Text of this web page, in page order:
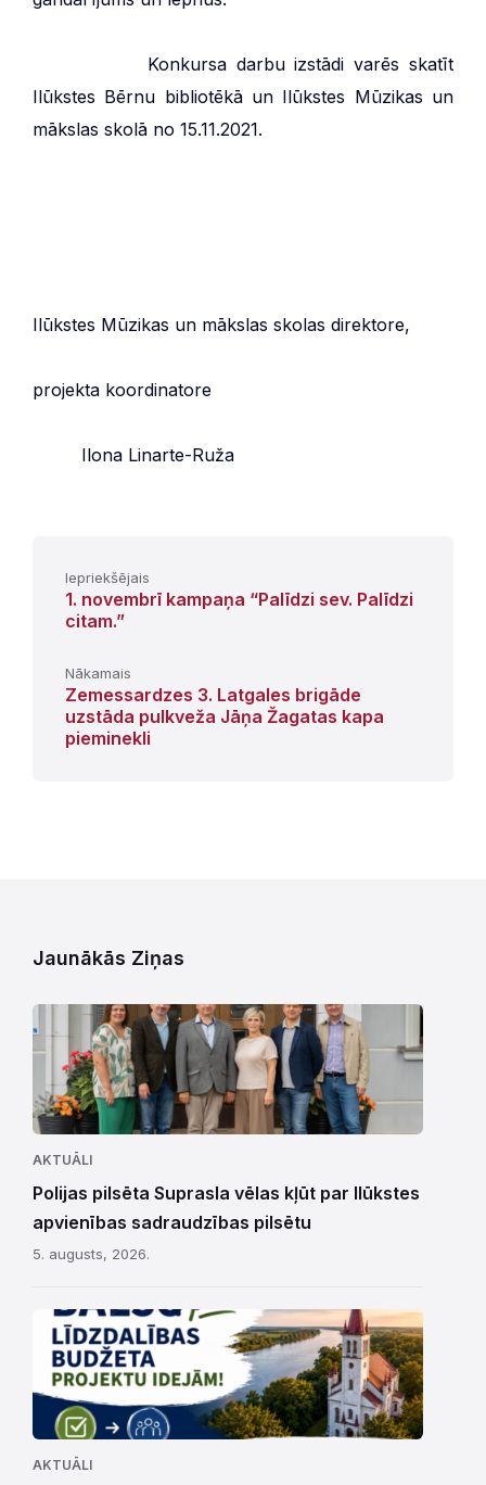
Konkursa darbu izstādi varēs skatīt
Ilūkstes Bērnu bibliotēkā un Ilūkstes Mūzikas un
mākslas skolā no 15.11.2021.
Ilūkstes Mūzikas un mākslas skolas direktore,
projekta koordinatore
Ilona Linarte-Ruža
Iepriekšējais
1. novembrī kampaņa “Palīdzi sev. Palīdzi
citam.”
Nākamais
Zemessardzes 3. Latgales brigāde
uzstāda pulkveža Jāņa Žagatas kapa
pieminekli
Jaunākās Ziņas
AKTUĀLI
Polijas pilsēta Suprasla vēlas kļūt par Ilūkstes
apvienības sadraudzības pilsētu
5. augusts, 2026.
AKTUĀLI